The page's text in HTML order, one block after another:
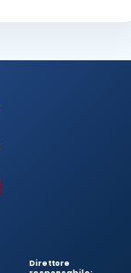
Direttore